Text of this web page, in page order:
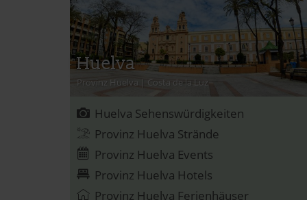
Huelva
Provinz Huelva Costa de la Luz
Huelva Sehenswürdigkeiten
Provinz Huelva Strände
Provinz Huelva Events
Provinz Huelva Hotels
Provinz Huelva Ferienhäuser